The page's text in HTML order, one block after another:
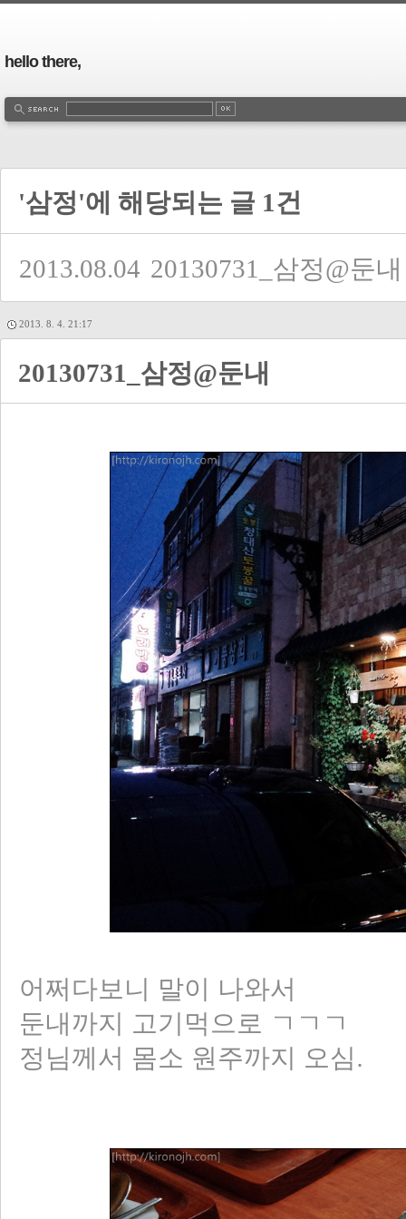
hello there,
'삼정'에 해당되는 글 1건
2013.08.04 20130731_삼정@둔내
2013. 8. 4. 21:17
20130731_삼정@둔내
어쩌다보니 말이 나와서
둔내까지 고기먹으로 ㄱㄱㄱ
정님께서 몸소 원주까지 오심.